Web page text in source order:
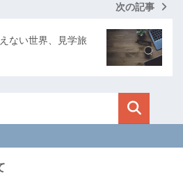
次の記事
ない世界、見学旅